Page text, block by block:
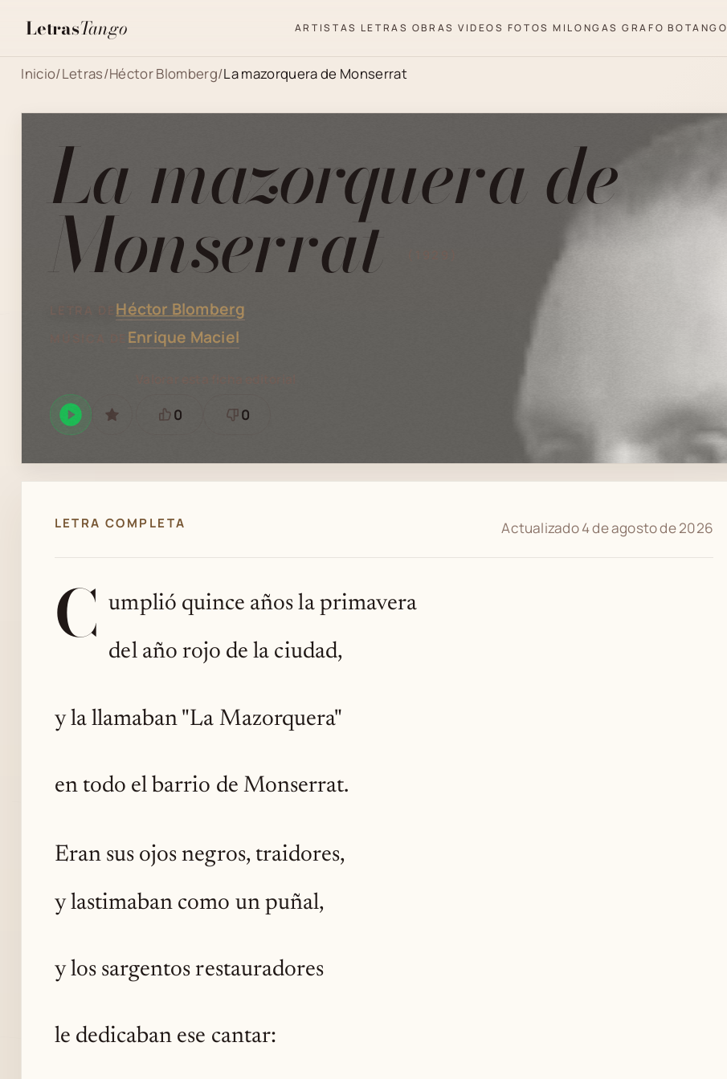
LetrasTango ARTISTAS LETRAS OBRAS VIDEOS FOTOS MILONGAS GRAFO BOTANGO
Inicio/Letras/Héctor Blomberg/La mazorquera de Monserrat
La mazorquera de
Monserrat
LETRA DE Héctor Blomberg
Enrique Maciel
Reproducir
Spotify
GUARDAREstá
0
Necesita
0
LETRA COMPLETA Actualizado 4 de agosto de 2026
C umplió quince años la primavera
del año rojo de la ciudad,
y la llamaban "La Mazorquera"
en todo el barrio de Monserrat.
Eran sus ojos negros, traidores,
y lastimaban como un puñal,
y los sargentos restauradores
le dedicaban ese cantar: